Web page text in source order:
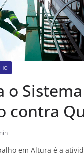
o
contra
em Altura é a